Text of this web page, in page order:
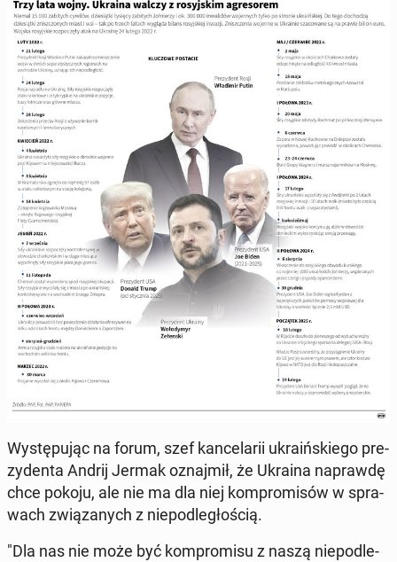
Wy­stę­pu­jąc na forum, szef kan­ce­la­rii ukra­iń­skie­go pre­
zy­den­ta Andrij Jermak oznaj­mił, że Ukraina na­praw­dę
chce pokoju, ale nie ma dla niej kom­pro­mi­sów w spra­
wach zwią­za­nych z nie­pod­le­gło­ścią.
"Dla nas nie może być kom­pro­mi­su z naszą nie­pod­le­